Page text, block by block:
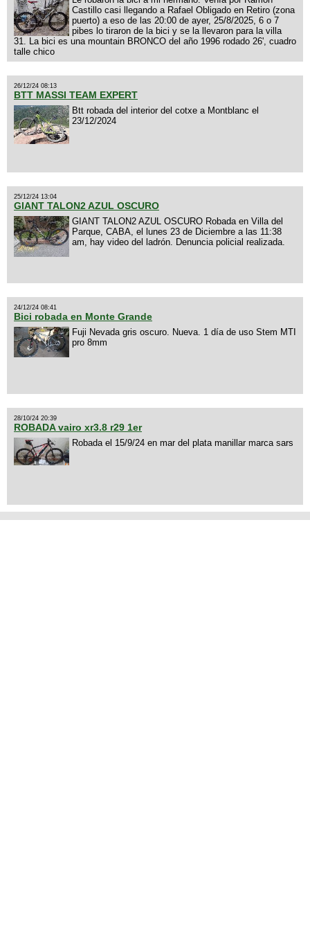
Castillo casi llegando a Rafael Obligado en Retiro (zona
puerto) a eso de las 20:00 de ayer, 25/8/2025, 6 o 7
pibes lo tiraron de la bici y se la llevaron para la villa
31. La bici es una mountain BRONCO del año 1996 rodado 26', cuadro
talle chico
26/12/24 08:13
BTT MASSI TEAM EXPERT
Btt robada del interior del cotxe a Montblanc el
23/12/2024
25/12/24 13:04
GIANT TALON2 AZUL OSCURO
GIANT TALON2 AZUL OSCURO Robada en Villa del
Parque, CABA, el lunes 23 de Diciembre a las 11:38
am, hay video del ladrón. Denuncia policial realizada.
24/12/24 08:41
Bici robada en Monte Grande
Fuji Nevada gris oscuro. Nueva. 1 día de uso Stem MTI
pro 8mm
28/10/24 20:39
ROBADA vairo xr3.8 r29 1er
Robada el 15/9/24 en mar del plata manillar marca sars